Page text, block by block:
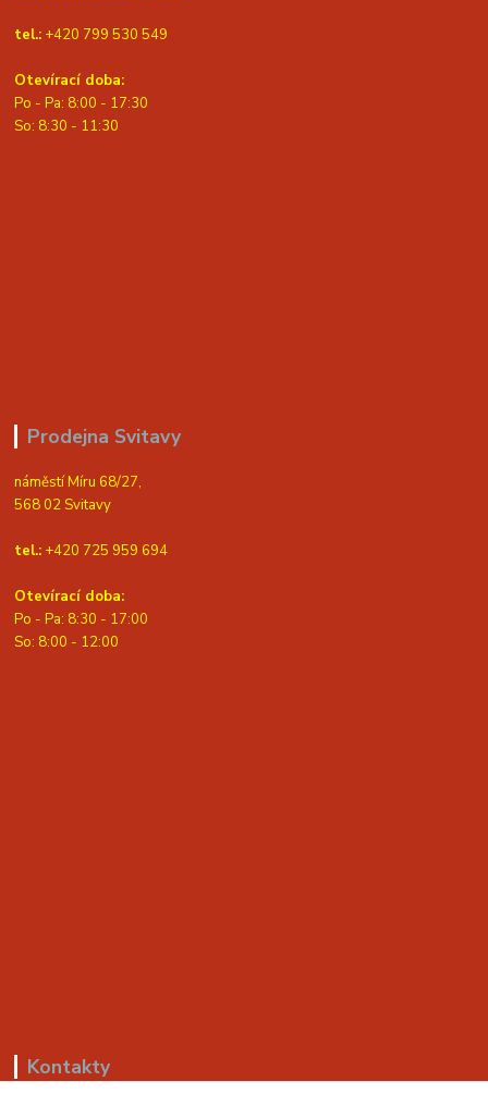
tel.: +420 799 530 549
Otevírací doba:
Po - Pa: 8:00 - 17:30
So: 8:30 - 11:30
Prodejna Svitavy
náměstí Míru 68/27,
568 02 Svitavy
tel.: +420 725 959 694
Otevírací doba:
Po - Pa: 8:30 - 17:00
So: 8:00 - 12:00
Kontakty